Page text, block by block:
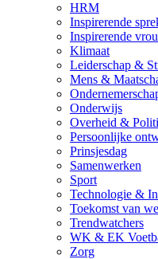
HRM
Inspirerende
Inspirerende
Klimaat
Leiderschap &
Mens &
Onderwijs
Overheid &
Persoonlijke
Prinsjesdag
Samenwerken
Sport
Technologie &
Toekomst van
Trendwatchers
WK & EK
Zorg